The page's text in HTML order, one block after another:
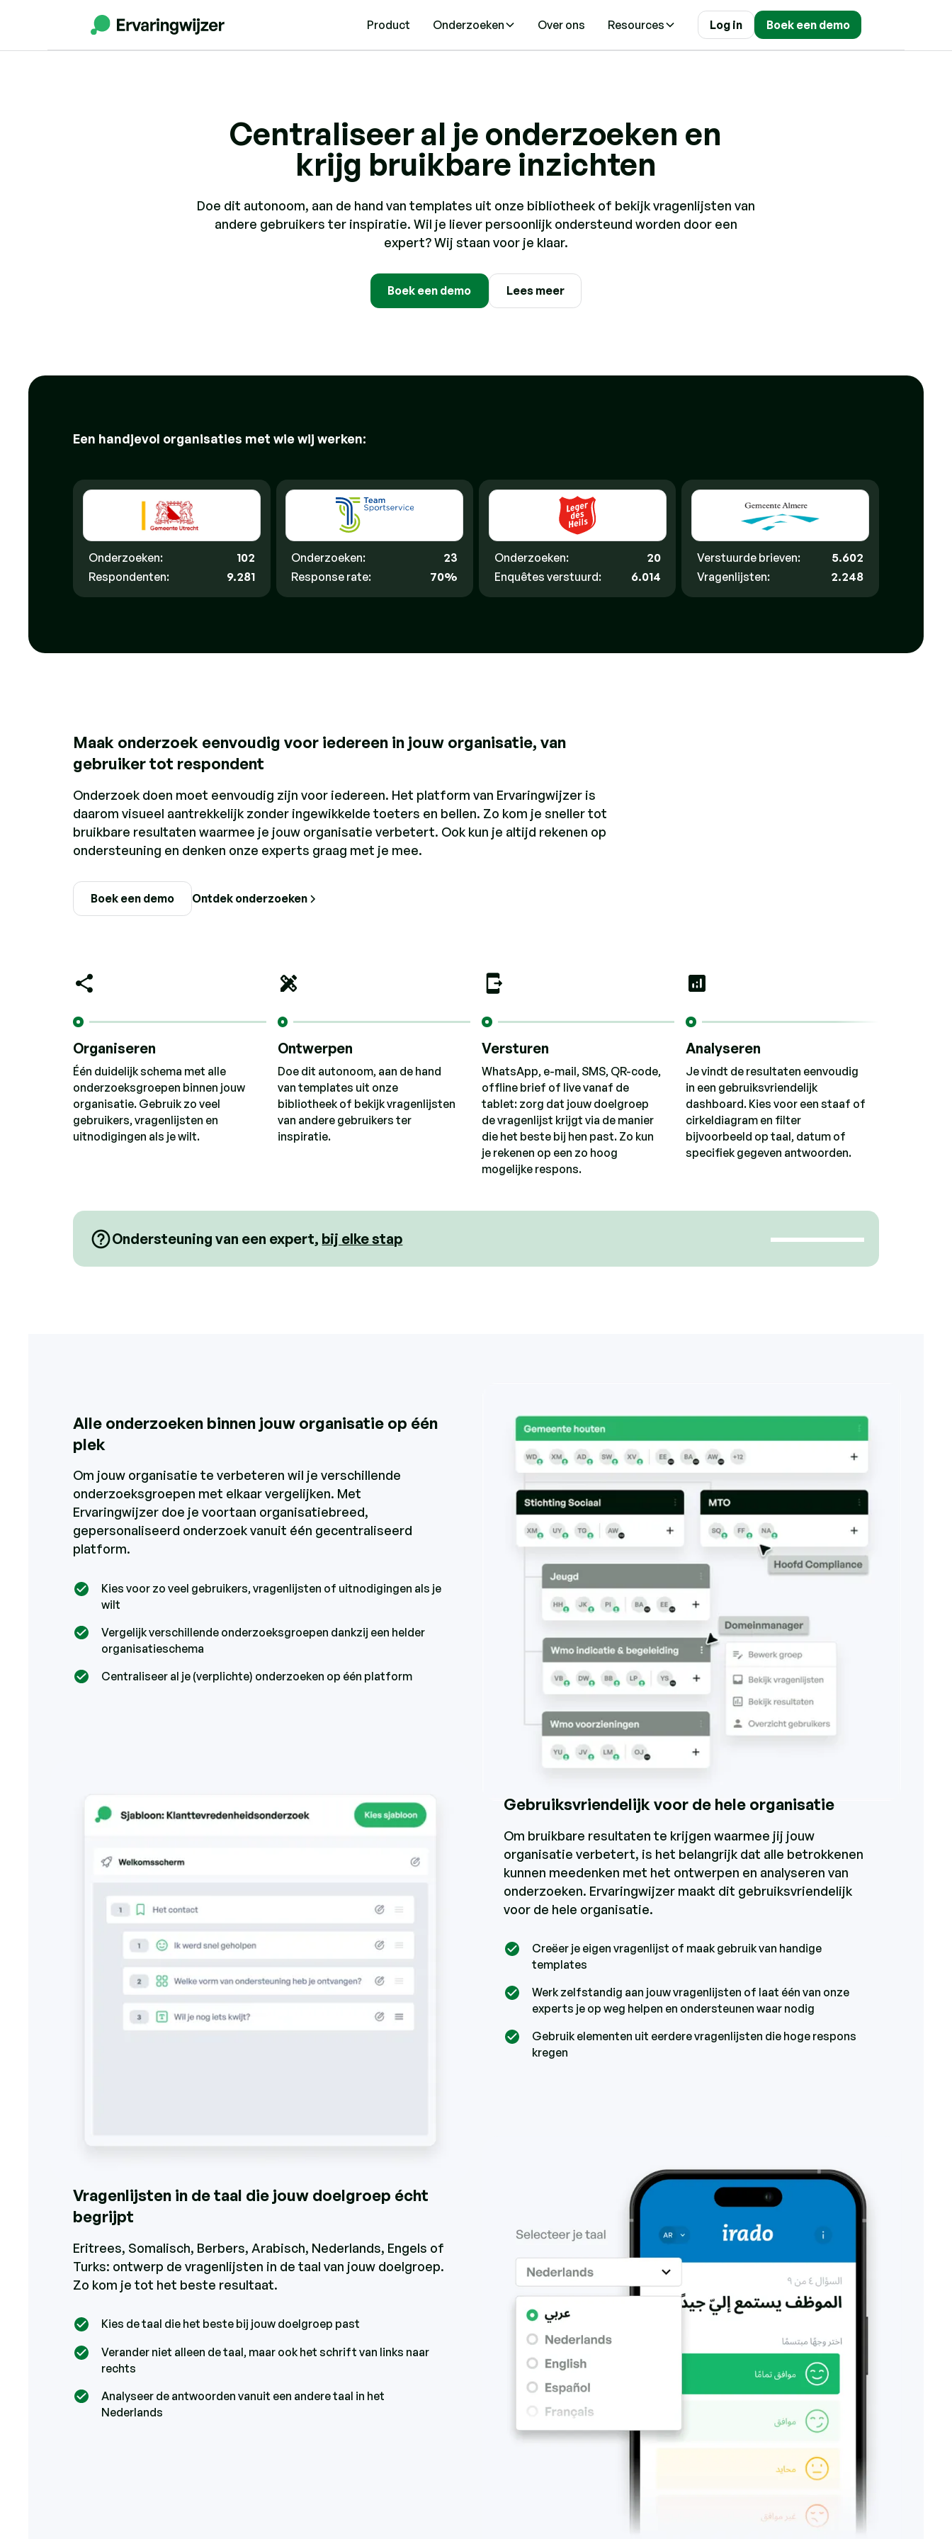
Product Onderzoeken Over ons Resources Log in Boek een demo
Centraliseer al je onderzoeken en
krijg bruikbare inzichten
Doe dit autonoom, aan de hand van templates uit onze bibliotheek of bekijk vragenlijsten van
andere gebruikers ter inspiratie. Wil je liever persoonlijk ondersteund worden door een
expert? Wij staan voor je klaar.
Boek een demo Lees meer
Een handjevol organisaties met wie wij werken:
Onderzoeken:
102
Respondenten:
9.281
Onderzoeken:
23
Response rate:
70%
Onderzoeken:
20
Enquêtes verstuurd:
6.014
Verstuurde brieven:
5.602
Vragenlijsten:
2.248
Maak onderzoek eenvoudig voor iedereen in jouw organisatie, van
gebruiker tot respondent
Onderzoek doen moet eenvoudig zijn voor iedereen. Het platform van Ervaringwijzer is
daarom visueel aantrekkelijk zonder ingewikkelde toeters en bellen. Zo kom je sneller tot
bruikbare resultaten waarmee je jouw organisatie verbetert. Ook kun je altijd rekenen op
ondersteuning en denken onze experts graag met je mee.
Boek een demo Ontdek onderzoeken
Organiseren
Één duidelijk schema met alle
onderzoeksgroepen binnen jouw
organisatie. Gebruik zo veel
gebruikers, vragenlijsten en
uitnodigingen als je wilt.
Ontwerpen
Doe dit autonoom, aan de hand
van templates uit onze
bibliotheek of bekijk vragenlijsten
van andere gebruikers ter
inspiratie.
Versturen
WhatsApp, e-mail, SMS, QR-code,
offline brief of live vanaf de
tablet: zorg dat jouw doelgroep
de vragenlijst krijgt via de manier
die het beste bij hen past. Zo kun
je rekenen op een zo hoog
mogelijke respons.
Analyseren
Je vindt de resultaten eenvoudig
in een gebruiksvriendelijk
dashboard. Kies voor een staaf of
cirkeldiagram en filter
bijvoorbeeld op taal, datum of
specifiek gegeven antwoorden.
Ondersteuning van een expert, bij elke stap
Alle onderzoeken binnen jouw organisatie op één
plek
Om jouw organisatie te verbeteren wil je verschillende
onderzoeksgroepen met elkaar vergelijken. Met
Ervaringwijzer doe je voortaan organisatiebreed,
gepersonaliseerd onderzoek vanuit één gecentraliseerd
platform.
Kies voor zo veel gebruikers, vragenlijsten of uitnodigingen als je
wilt
Vergelijk verschillende onderzoeksgroepen dankzij een helder
organisatieschema
Centraliseer al je (verplichte) onderzoeken op één platform
Gebruiksvriendelijk voor de hele organisatie
Om bruikbare resultaten te krijgen waarmee jij jouw
organisatie verbetert, is het belangrijk dat alle betrokkenen
kunnen meedenken met het ontwerpen en analyseren van
onderzoeken. Ervaringwijzer maakt dit gebruiksvriendelijk
voor de hele organisatie.
Creëer je eigen vragenlijst of maak gebruik van handige
templates
Werk zelfstandig aan jouw vragenlijsten of laat één van onze
experts je op weg helpen en ondersteunen waar nodig
Gebruik elementen uit eerdere vragenlijsten die hoge respons
kregen
Vragenlijsten in de taal die jouw doelgroep écht
begrijpt
Eritrees, Somalisch, Berbers, Arabisch, Nederlands, Engels of
Turks: ontwerp de vragenlijsten in de taal van jouw doelgroep.
Zo kom je tot het beste resultaat.
Kies de taal die het beste bij jouw doelgroep past
Verander niet alleen de taal, maar ook het schrift van links naar
rechts
Analyseer de antwoorden vanuit een andere taal in het
Nederlands